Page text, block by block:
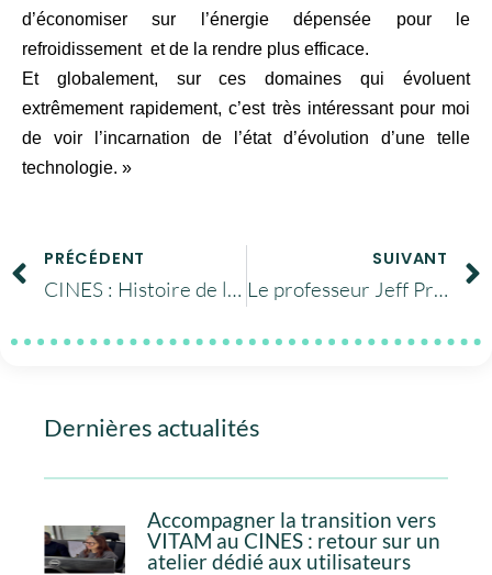
d’économiser sur l’énergie dépensée pour le
refroidissement et de la rendre plus efficace.
Et globalement, sur ces domaines qui évoluent
extrêmement rapidement, c’est très intéressant pour moi
de voir l’incarnation de l’état d’évolution d’une telle
technologie. »
PRÉCÉDENT
CINES : Histoire de l’informatique et du calcul scientifique … 💭
SUIVANT
Le professeur Jeff Prevost en visite au CINES
Dernières actualités
Accompagner la transition vers
VITAM au CINES : retour sur un
atelier dédié aux utilisateurs